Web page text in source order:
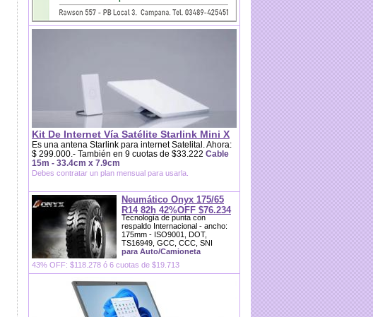
Kit De Internet Vía Satélite Starlink Mini X
Es una antena Starlink para internet Satelital. Ahora:
$ 299.000.- También en 9 cuotas de $33.222 Cable
15m - 33.4cm x 7.9cm
Debes contratar un plan mensual para usarla.
Neumático Onyx 175/65
R14 82h 42%OFF $76.234
Tecnología de punta con
respaldo Internacional - ancho:
175mm - ISO9001, DOT,
TS16949, GCC, CCC, SNI
para Auto/Camioneta
43% OFF: $118.278 ó 6 cuotas de $19.713